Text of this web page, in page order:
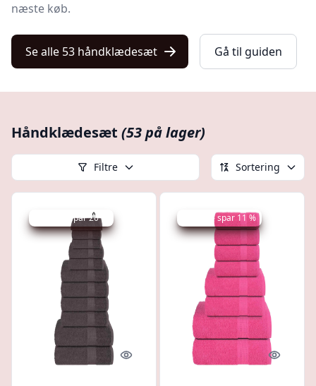
næste køb.
Se alle 53 håndklædesæt Gå til guiden
Håndklædesæt (53 på lager)
Filtre Sortering
Udsalg - spar 20 %
Quick look
Udsalg - spar 11 %
Quick